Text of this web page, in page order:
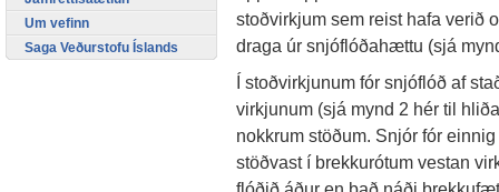
stoðvirkjum sem reist hafa verið
draga úr snjóflóðahættu (sjá
Í stoðvirkjunum fór snjóflóð af
virkjunum (sjá mynd 2 hér til
nokkrum stöðum. Snjór fór
stöðvast í brekkurótum vestan
Um vefinn
Saga Veðurstofu Íslands